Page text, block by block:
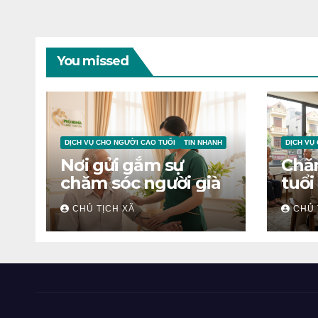
You missed
DỊCH VỤ CHO NGƯỜI CAO TUỔI TIN NHANH
Nơi gửi gắm sự
chăm sóc người già
CHỦ TỊCH XÃ
DỊCH VỤ
tuổi
CHỦ